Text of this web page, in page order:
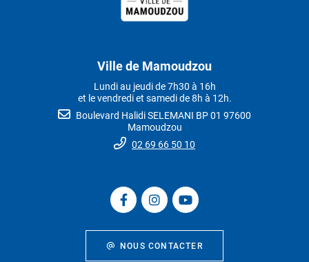
Ville de Mamoudzou
Lundi au jeudi de 7h30 à 16h
et le vendredi et samedi de 8h à 12h.
Boulevard Halidi SELEMANI BP 01 97600
Mamoudzou
02 69 66 50 10
NOUS CONTACTER